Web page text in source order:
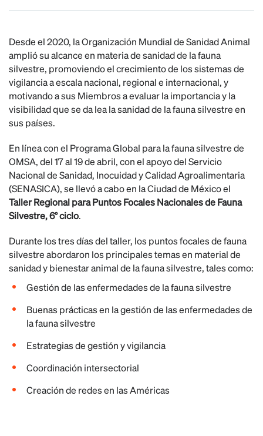
Desde el 2020, la Organización Mundial de Sanidad Animal
amplió su alcance en materia de sanidad de la fauna
silvestre, promoviendo el crecimiento de los sistemas de
vigilancia a escala nacional, regional e internacional, y
motivando a sus Miembros a evaluar la importancia y la
visibilidad que se da lea la sanidad de la fauna silvestre en
sus países.
En línea con el Programa Global para la fauna silvestre de
OMSA, del 17 al 19 de abril, con el apoyo del Servicio
Nacional de Sanidad, Inocuidad y Calidad Agroalimentaria
(SENASICA), se llevó a cabo en la Ciudad de México el
Taller Regional para Puntos Focales Nacionales de Fauna
Silvestre, 6° ciclo.
Durante los tres días del taller, los puntos focales de fauna
silvestre abordaron los principales temas en material de
sanidad y bienestar animal de la fauna silvestre, tales como:
Gestión de las enfermedades de la fauna silvestre
Buenas prácticas en la gestión de las enfermedades de
la fauna silvestre
Estrategias de gestión y vigilancia
Coordinación intersectorial
Creación de redes en las Américas